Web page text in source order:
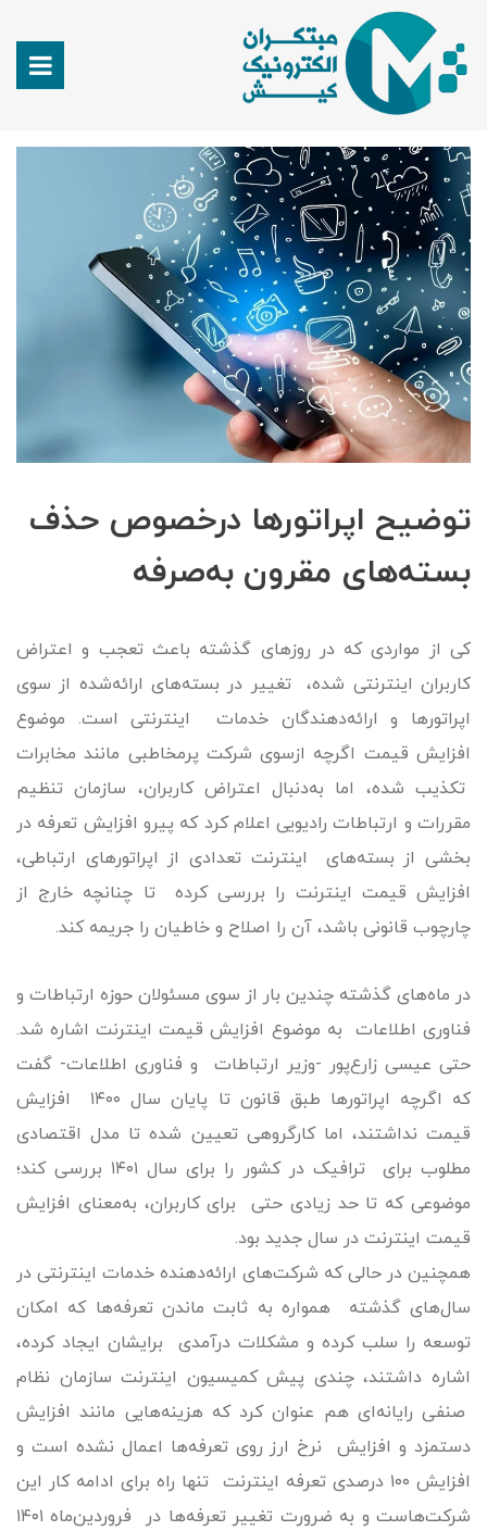
توضیح اپراتورها درخصوص حذف
بسته‌های مقرون به‌صرفه
کی از مواردی که در روزهای گذشته باعث تعجب و اعتراض
کاربران اینترنتی شده، تغییر در بسته‌های ارائه‌شده از سوی
اپراتورها و ارائه‌دهندگان خدمات اینترنتی است. موضوع
افزایش قیمت اگرچه ازسوی شرکت پرمخاطبی مانند مخابرات
تکذیب شده، اما به‌دنبال اعتراض کاربران، سازمان تنظیم
مقررات و ارتباطات رادیویی اعلام کرد که پیرو افزایش تعرفه در
بخشی از بسته‌های اینترنت تعدادی از اپراتورهای ارتباطی،
افزایش قیمت اینترنت را بررسی کرده تا چنانچه خارج از
چارچوب قانونی باشد، آن را اصلاح و خاطیان را جریمه کند.
در ماه‌های گذشته چندین بار از سوی مسئولان حوزه ارتباطات و
فناوری اطلاعات به موضوع افزایش قیمت اینترنت اشاره شد.
حتی عیسی زارع‌پور -وزیر ارتباطات و فناوری اطلاعات- گفت
که اگرچه اپراتورها طبق قانون تا پایان سال ۱۴۰۰ افزایش
قیمت نداشتند، اما کارگروهی تعیین شده تا مدل اقتصادی
مطلوب برای ترافیک در کشور را برای سال ۱۴۰۱ بررسی کند؛
موضوعی که تا حد زیادی حتی برای کاربران، به‌معنای افزایش
قیمت اینترنت در سال جدید بود.
همچنین در حالی که شرکت‌های ارائه‌دهنده خدمات اینترنتی در
سال‌های گذشته همواره به ثابت ماندن تعرفه‌ها که امکان
توسعه را سلب کرده و مشکلات درآمدی برایشان ایجاد کرده،
اشاره داشتند، چندی پیش کمیسیون اینترنت سازمان نظام
صنفی رایانه‌ای هم عنوان کرد که هزینه‌هایی مانند افزایش
دستمزد و افزایش نرخ ارز روی تعرفه‌ها اعمال نشده است و
افزایش ۱۰۰ درصدی تعرفه اینترنت تنها راه برای ادامه کار این
شرکت‌هاست و به ضرورت تغییر تعرفه‌ها در فروردین‌ماه ۱۴۰۱